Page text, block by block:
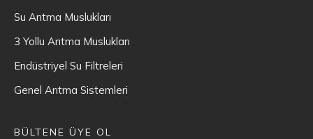
Su Arıtma Muslukları
3 Yollu Arıtma Muslukları
Endüstriyel Su Filtreleri
Genel Arıtma Sistemleri
BÜLTENE ÜYE OL